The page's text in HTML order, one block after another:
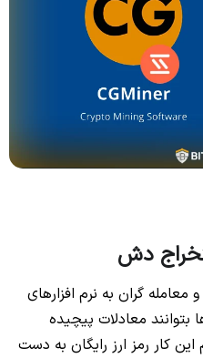
دش
گران به نرم افزارهای
بتوانند معادلات پیچیده
کار رمز ارز رایگان به دست